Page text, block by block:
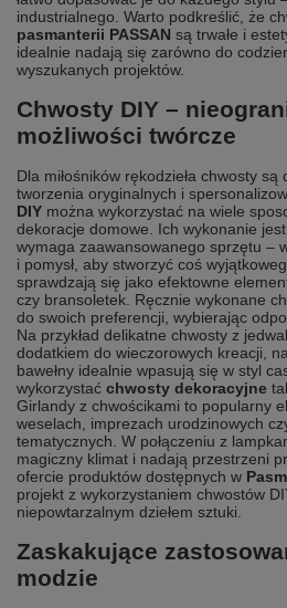
industrialnego. Warto podkreślić, że
pasmanterii PASSAN są trwałe i
idealnie nadają się zarówno do
wyszukanych projektów.
Chwosty DIY –
możliwości twórcze
Dla miłośników rękodzieła chwosty są
tworzenia oryginalnych i
DIY można wykorzystać na wiele
dekoracje domowe. Ich wykonanie
wymaga zaawansowanego sprzętu –
i pomysł, aby stworzyć coś
sprawdzają się jako efektowne
czy bransoletek. Ręcznie wykonane
do swoich preferencji, wybierając
Na przykład delikatne chwosty z
dodatkiem do wieczorowych kreacji,
bawełny idealnie wpasują się w styl
wykorzystać chwosty dekoracyjne
Girlandy z chwościkami to popularny
weselach, imprezach urodzinowych
tematycznych. W połączeniu z
magiczny klimat i nadają przestrzeni
ofercie produktów dostępnych w
projekt z wykorzystaniem chwostów
niepowtarzalnym dziełem sztuki.
Zaskakujące
modzie